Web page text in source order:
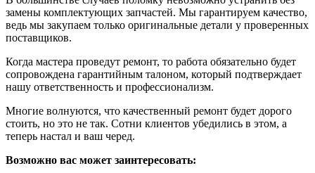
замены комплектующих запчастей. Мы гарантируем качество,
ведь мы закупаем только оригинальные детали у проверенных
поставщиков.
Когда мастера проведут ремонт, то работа обязательно будет
сопровождена гарантийным талоном, который подтверждает
нашу ответственность и профессионализм.
Многие волнуются, что качественный ремонт будет дорого
стоить, но это не так. Сотни клиентов убедились в этом, а
теперь настал и ваш черед.
Возможно вас может заинтересовать: